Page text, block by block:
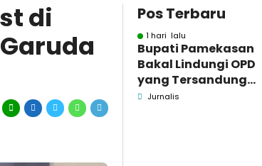
di
Pos Terbaru
1 hari lalu
Bupati Pamekasan
Bakal Lindungi OPD
yang Tersandung
Dugaan Korupsi
Jurnalis